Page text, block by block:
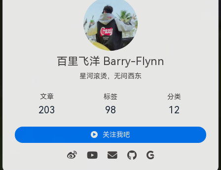
百里飞洋 Barry-Flynn
星河滚烫，无问西东
文章
203
标签
98
分类
12
关注我吧